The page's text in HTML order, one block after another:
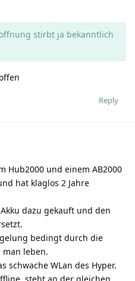
stirbt ja bekanntlich
Reply
Hub2000 und einem AB2000
hat klaglos 2 Jahre
dazu gekauft und den
bedingt durch die
leben.
schwache WLan des Hyper.